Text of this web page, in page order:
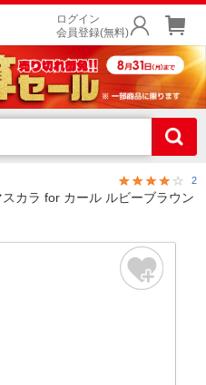
ログイン
会員登録(無料)
2
カラ for カール ルビーブラウン